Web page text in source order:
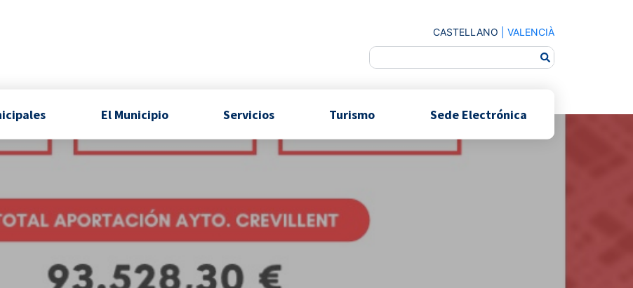
CASTELLANO VALENCIÀ
El Municipio Servicios Turismo Sede Electrónica